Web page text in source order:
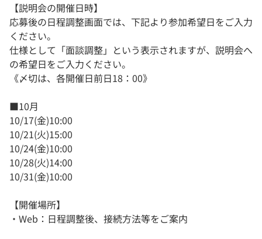
【説明会の開催日時】
応募後の日程調整画面では、下記より参加希望日をご入力
ください。
仕様として「面談調整」という表示されますが、説明会へ
の希望日をご入力ください。
《〆切は、各開催日前日18：00》
■10月
10/17(金)10:00
10/21(火)15:00
10/24(金)10:00
10/28(火)14:00
10/31(金)10:00
【開催場所】
・Web：日程調整後、接続方法等をご案内